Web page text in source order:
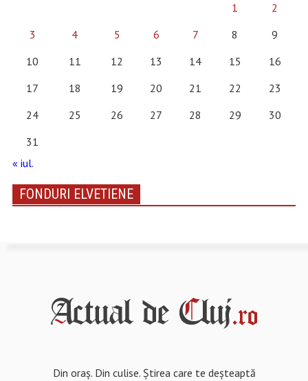
1
2
3
4 5 6 7 8
9
10
11 12 13 14 15
16
17
18 19 20 21 22
23
24
25 26 27 28 29
30
31
« iul.
FONDURI ELVETIENE
Din oraș. Din culise. Știrea care te deșteaptă